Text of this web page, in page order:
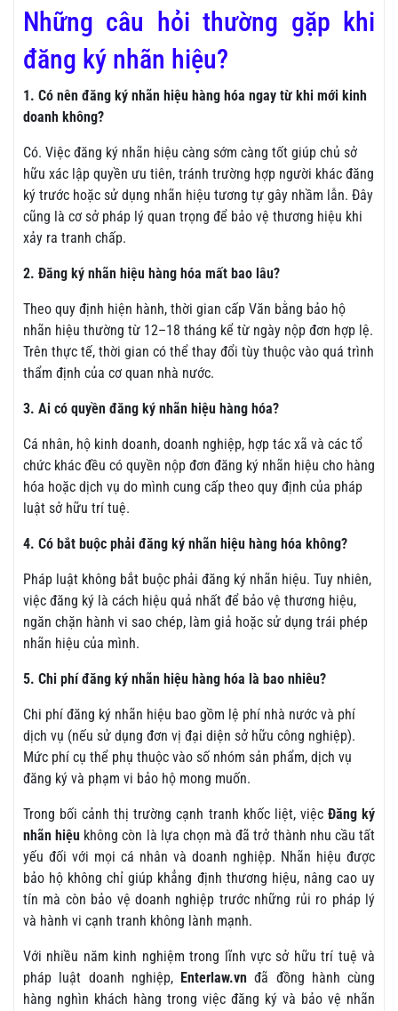
Những câu hỏi thường gặp khi
đăng ký nhãn hiệu?
1. Có nên đăng ký nhãn hiệu hàng hóa ngay từ khi mới kinh
doanh không?
Có. Việc đăng ký nhãn hiệu càng sớm càng tốt giúp chủ sở
hữu xác lập quyền ưu tiên, tránh trường hợp người khác đăng
ký trước hoặc sử dụng nhãn hiệu tương tự gây nhầm lẫn. Đây
cũng là cơ sở pháp lý quan trọng để bảo vệ thương hiệu khi
xảy ra tranh chấp.
2. Đăng ký nhãn hiệu hàng hóa mất bao lâu?
Theo quy định hiện hành, thời gian cấp Văn bằng bảo hộ
nhãn hiệu thường từ 12–18 tháng kể từ ngày nộp đơn hợp lệ.
Trên thực tế, thời gian có thể thay đổi tùy thuộc vào quá trình
thẩm định của cơ quan nhà nước.
3. Ai có quyền đăng ký nhãn hiệu hàng hóa?
Cá nhân, hộ kinh doanh, doanh nghiệp, hợp tác xã và các tổ
chức khác đều có quyền nộp đơn đăng ký nhãn hiệu cho hàng
hóa hoặc dịch vụ do mình cung cấp theo quy định của pháp
luật sở hữu trí tuệ.
4. Có bắt buộc phải đăng ký nhãn hiệu hàng hóa không?
Pháp luật không bắt buộc phải đăng ký nhãn hiệu. Tuy nhiên,
việc đăng ký là cách hiệu quả nhất để bảo vệ thương hiệu,
ngăn chặn hành vi sao chép, làm giả hoặc sử dụng trái phép
nhãn hiệu của mình.
5. Chi phí đăng ký nhãn hiệu hàng hóa là bao nhiêu?
Chi phí đăng ký nhãn hiệu bao gồm lệ phí nhà nước và phí
dịch vụ (nếu sử dụng đơn vị đại diện sở hữu công nghiệp).
Mức phí cụ thể phụ thuộc vào số nhóm sản phẩm, dịch vụ
đăng ký và phạm vi bảo hộ mong muốn.
Trong bối cảnh thị trường cạnh tranh khốc liệt, việc Đăng ký
nhãn hiệu không còn là lựa chọn mà đã trở thành nhu cầu tất
yếu đối với mọi cá nhân và doanh nghiệp. Nhãn hiệu được
bảo hộ không chỉ giúp khẳng định thương hiệu, nâng cao uy
tín mà còn bảo vệ doanh nghiệp trước những rủi ro pháp lý
và hành vi cạnh tranh không lành mạnh.
Với nhiều năm kinh nghiệm trong lĩnh vực sở hữu trí tuệ và
pháp luật doanh nghiệp, Enterlaw.vnđã đồng hành cùng
hàng nghìn khách hàng trong việc đăng ký và bảo vệ nhãn